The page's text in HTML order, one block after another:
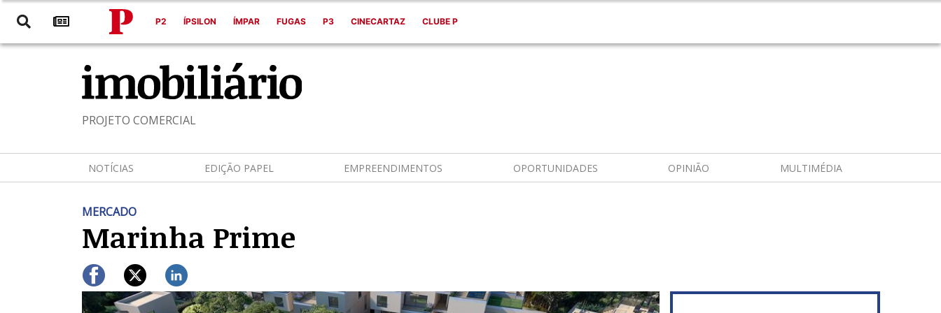
P2 ÍPSILON ÍMPAR FUGAS P3 CINECARTAZ CLUBE P
PROJETO COMERCIAL
NOTÍCIAS EDIÇÃO PAPEL EMPREENDIMENTOS OPORTUNIDADES OPINIÃO MULTIMÉDIA
MERCADO
Marinha Prime